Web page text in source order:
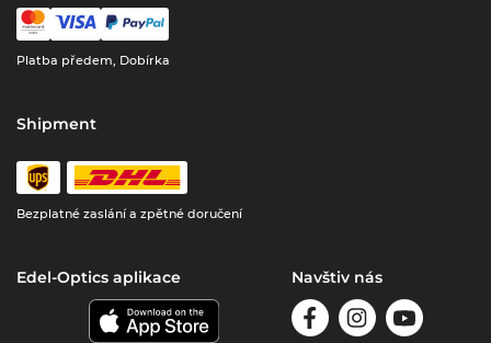
Platba předem, Dobírka
Shipment
Bezplatné zaslání a zpětné doručení
Edel-Optics aplikace Navštiv nás